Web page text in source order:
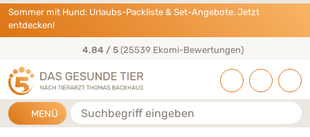
Direkt zu:
INHALT
HAUPTMENÜ
FOOTER
Sommer mit Hund: Urlaubs-Packliste & Set-Angebote. Jetzt
entdecken!
4.84 / 5(25539 Ekomi-Bewertungen)
MENÜ Suche